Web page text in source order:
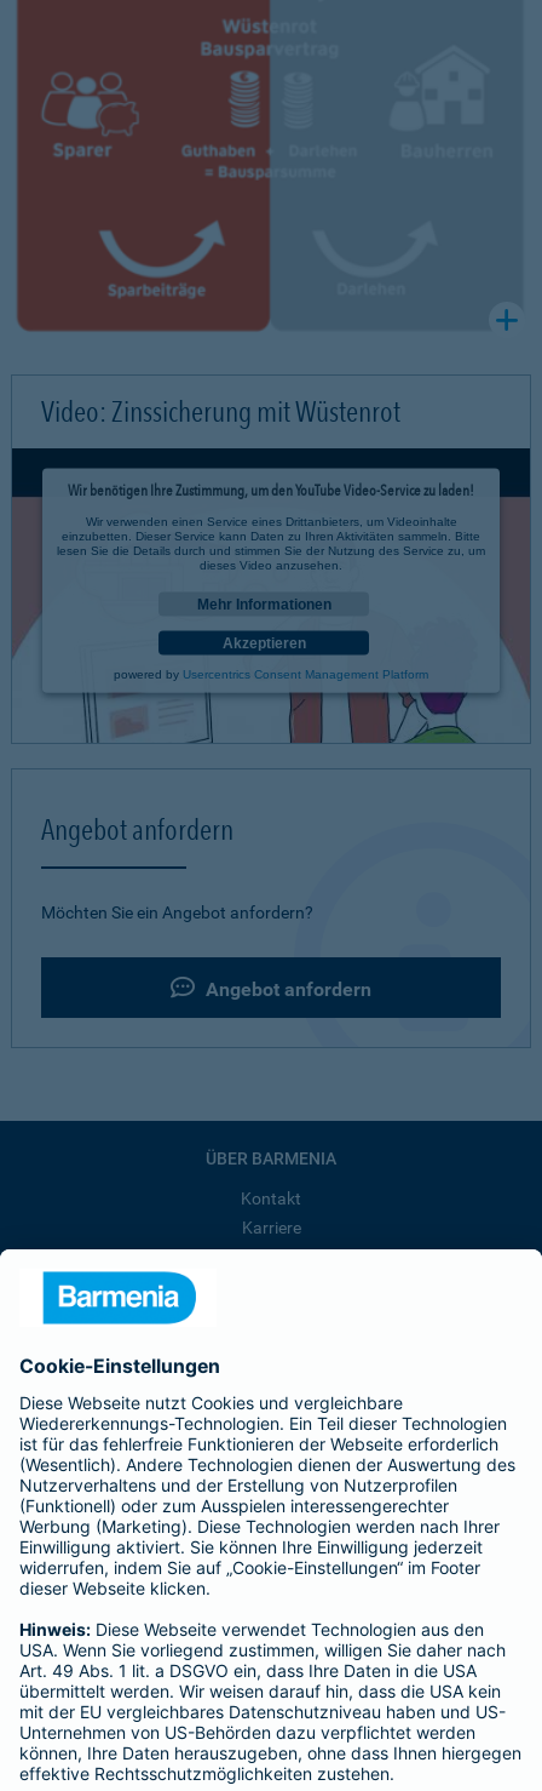
Video: Zinssicherung mit Wüstenrot
Wir benötigen Ihre Zustimmung, um den YouTube Video-Service zu laden!
Wir verwenden einen Service eines Drittanbieters, um Videoinhalte
einzubetten. Dieser Service kann Daten zu Ihren Aktivitäten sammeln. Bitte
lesen Sie die Details durch und stimmen Sie der Nutzung des Service zu, um
dieses Video anzusehen.
Mehr Informationen
Akzeptieren
powered by Usercentrics Consent Management Platform
Angebot anfordern
Möchten Sie ein Angebot anfordern?
Angebot anfordern
ÜBER BARMENIA
Kontakt
Karriere
Presse
Barmenia ist Teil der BarmeniaGothaer
BELIEBTE SEITEN
Kranken-Zusatzversicherung
Tierversicherungen
Haftpflichtversicherung
Hausratversicherung
Adresse ändern
Schaden melden
Kilometerstandsmeldung
Serviceübersicht